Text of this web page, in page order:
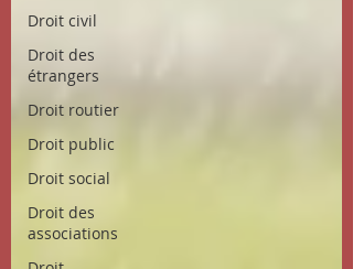
Droit civil
Droit des
étrangers
Droit routier
Droit public
Droit social
Droit des
associations